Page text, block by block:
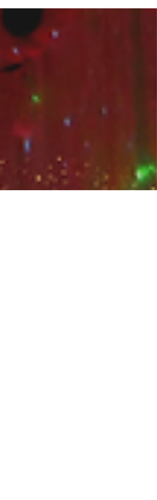
die notwendigen Nährstoffe.